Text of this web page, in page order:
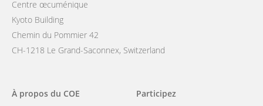
Centre œcuménique
Kyoto Building
Chemin du Pommier 42
CH-1218 Le Grand-Saconnex, Switzerland
À propos du COE
Participez